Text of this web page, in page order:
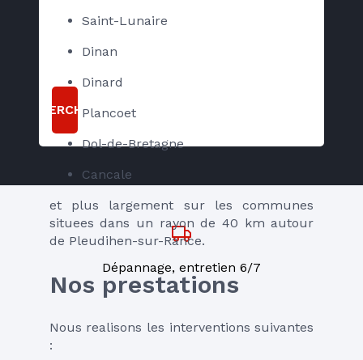
Saint-Lunaire
Dinan
Dinard
Plancoet
Dol-de-Bretagne
Cancale
et plus largement sur les communes
situees dans un rayon de 40 km autour
de Pleudihen-sur-Rance.
Nos prestations
Nous realisons les interventions suivantes
:
RECHERCHER
Dépannage, entretien 6/7